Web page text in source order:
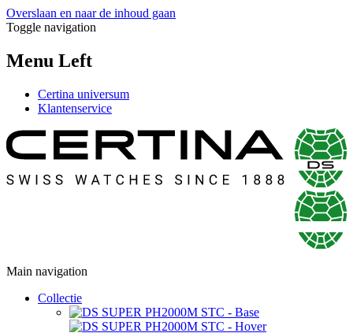
Overslaan en naar de inhoud gaan
Toggle navigation
Menu Left
Certina universum
Klantenservice
Main navigation
Collectie